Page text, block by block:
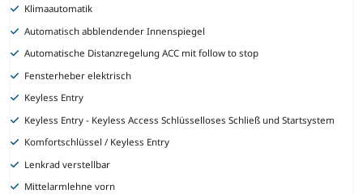
Klimaautomatik
Automatisch abblendender Innenspiegel
Automatische Distanzregelung ACC mit follow to stop
Fensterheber elektrisch
Keyless Entry
Keyless Entry - Keyless Access Schlüsselloses Schließ und Startsystem
Komfortschlüssel / Keyless Entry
Lenkrad verstellbar
Mittelarmlehne vorn